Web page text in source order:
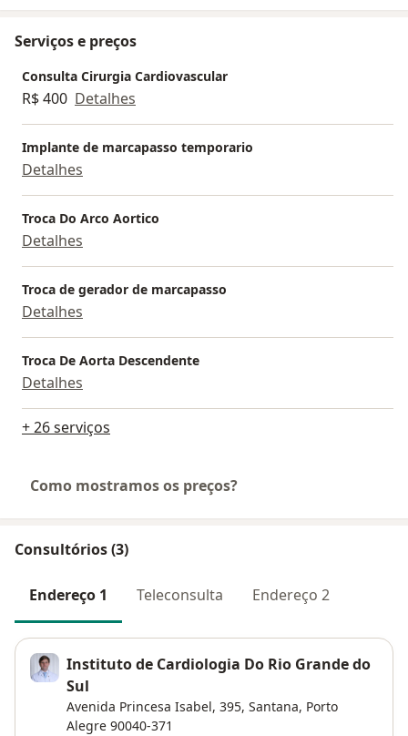
Serviços e preços
Consulta Cirurgia Cardiovascular
R$ 400 Detalhes
Implante de marcapasso temporario
Detalhes
Troca Do Arco Aortico
Detalhes
Troca de gerador de marcapasso
Detalhes
Troca De Aorta Descendente
Detalhes
+ 26 serviços
Como mostramos os preços?
Consultórios (3)
Endereço 1 Teleconsulta Endereço 2
Instituto de Cardiologia Do Rio Grande do
Sul
Avenida Princesa Isabel, 395, Santana, Porto
Alegre 90040-371